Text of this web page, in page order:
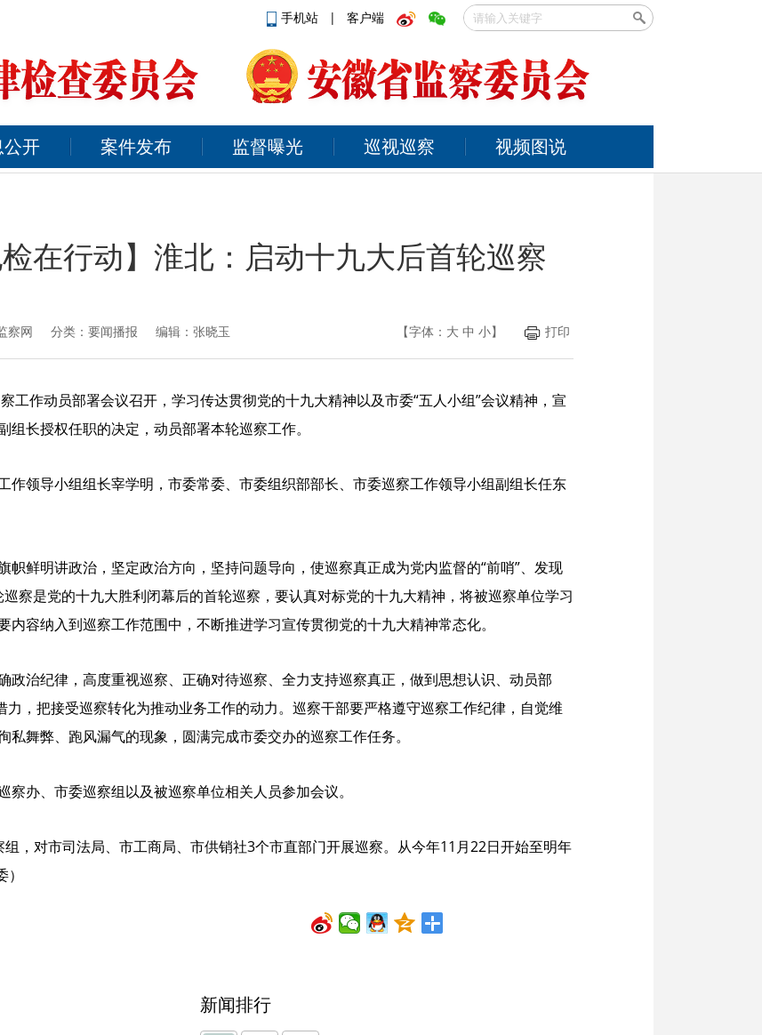
手机站 | 客户端
开 案件发布 监督曝光 巡视巡察 视频图说
检在行动】淮北：启动十九大后首轮巡察
察网 分类：要闻播报 编辑：张晓玉 【字体： 大 中 小】 打印
工作动员部署会议召开，学习传达贯彻党的十九大精神以及市委“五人小组”会议精神，宣
长授权任职的决定，动员部署本轮巡察工作。
作领导小组组长宰学明，市委常委、市委组织部部长、市委巡察工作领导小组副组长任东
帜鲜明讲政治，坚定政治方向，坚持问题导向，使巡察真正成为党内监督的“前哨”、发现
巡察是党的十九大胜利闭幕后的首轮巡察，要认真对标党的十九大精神，将被巡察单位学习
容纳入到巡察工作范围中，不断推进学习宣传贯彻党的十九大精神常态化。
政治纪律，高度重视巡察、正确对待巡察、全力支持巡察真正，做到思想认识、动员部
力，把接受巡察转化为推动业务工作的动力。巡察干部要严格遵守巡察工作纪律，自觉维
舞弊、跑风漏气的现象，圆满完成市委交办的巡察工作任务。
办、市委巡察组以及被巡察单位相关人员参加会议。
，对市司法局、市工商局、市供销社3个市直部门开展巡察。从今年11月22日开始至明年
新闻排行